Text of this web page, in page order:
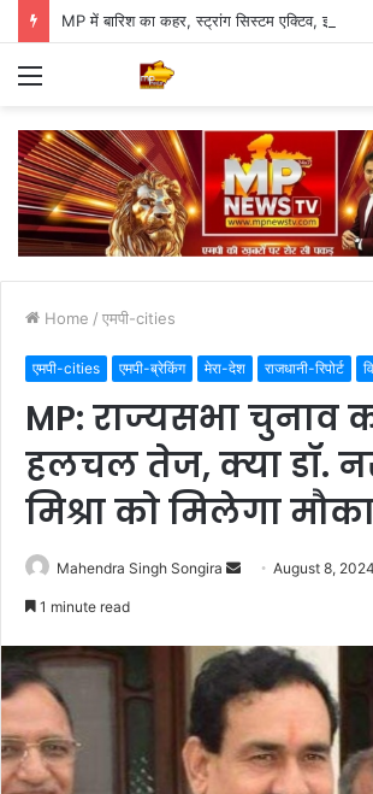
MP में बारिश का कहर, स्ट्रांग सिस्टम एक्टिव, इन जिलों
Menu
Home / एमपी-cities
एमपी-cities एमपी-ब्रेकिंग मेरा-देश राजधानी-रिपोर्ट
MP: राज्यसभा चुनाव
हलचल तेज, क्या डॉ.
मिश्रा को मिलेगा
Mahendra Singh Songira
Send August 8, 2024
1 minute read